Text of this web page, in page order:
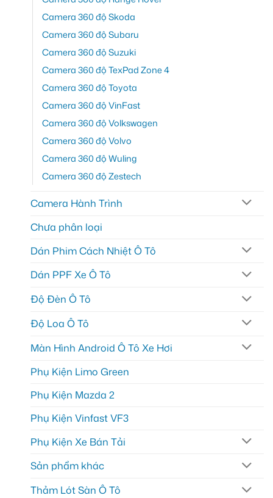
Camera 360 độ Skoda
Camera 360 độ Subaru
Camera 360 độ Suzuki
Camera 360 độ TexPad Zone 4
Camera 360 độ Toyota
Camera 360 độ VinFast
Camera 360 độ Volkswagen
Camera 360 độ Volvo
Camera 360 độ Wuling
Camera 360 độ Zestech
Camera Hành Trình
Chưa phân loại
Dán Phim Cách Nhiệt Ô Tô
Dán PPF Xe Ô Tô
Độ Đèn Ô Tô
Độ Loa Ô Tô
Màn Hình Android Ô Tô Xe Hơi
Phụ Kiện Limo Green
Phụ Kiện Mazda 2
Phụ Kiện Vinfast VF3
Phụ Kiện Xe Bán Tải
Sản phẩm khác
Thảm Lót Sàn Ô Tô